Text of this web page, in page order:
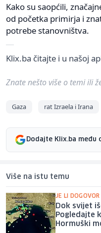
Kako su saopćili,
od početka primirja i
potrebe stanovništva.
Klix.ba čitajte i u našoj
Znate nešto više o temi ili
Gaza rat Izraela i Irana
Dodajte Klix.ba među
Više na istu temu
JE LI DOGOVOR
Dok svijet
Pogledajte
Hormuški